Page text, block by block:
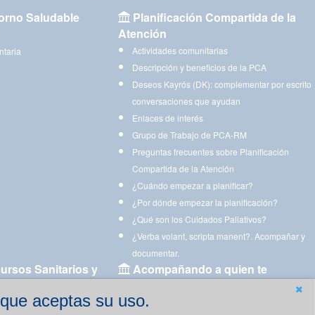
aceptas su uso.
Saludable
Planificación Compartida de la
Atención
Actividades comunitarias
Descripción y beneficios de la PCA
Deseos Kayrós (DK): complementar por escrito
conversaciones que ayudan
Enlaces de interés
Grupo de Trabajo de PCA-RM
Preguntas frecuentes sobre Planificación
Compartida de la Atención
¿Cuándo empezar a planificar?
¿Por dónde empezar la planificación?
¿Qué son los Cuidados Paliativos?
¿Verba volant, scripta manent?. Acompañar y
documentar.
Sanitarios y
Acompañando a quien te
Aplicaciones para descargar